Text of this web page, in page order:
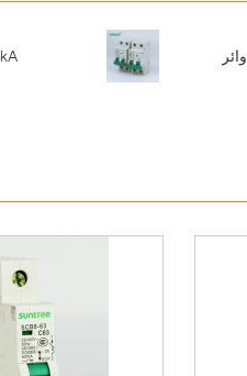
10kA قواطع دوائر صغيرة